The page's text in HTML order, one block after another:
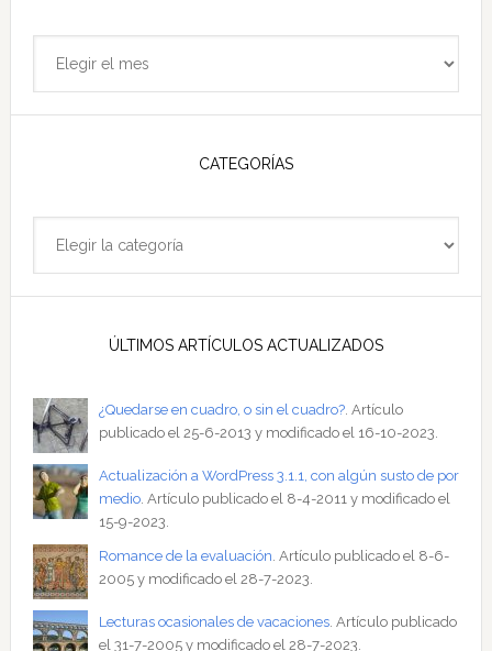
CATEGORÍAS
ÚLTIMOS ARTÍCULOS ACTUALIZADOS
¿Quedarse en cuadro, o sin el cuadro?. Artículo
publicado el 25-6-2013 y modificado el 16-10-2023.
Actualización a WordPress 3.1.1, con algún susto de por
medio. Artículo publicado el 8-4-2011 y modificado el
15-9-2023.
Romance de la evaluación. Artículo publicado el 8-6-
2005 y modificado el 28-7-2023.
Lecturas ocasionales de vacaciones. Artículo publicado
el 31-7-2005 y modificado el 28-7-2023.